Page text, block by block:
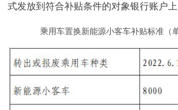
式发放到符合补贴条件的对象银行账户上
乘用车置换新能源小客车补贴标准（